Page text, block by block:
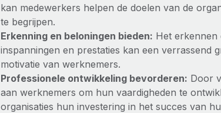
kan medewerkers helpen de doelen van de
te begrijpen.
Erkenning en beloningen bieden: Het
inspanningen en prestaties kan een verrassend
motivatie van werknemers.
Professionele ontwikkeling bevorderen: Door
aan werknemers om hun vaardigheden te
organisaties hun investering in het succes van